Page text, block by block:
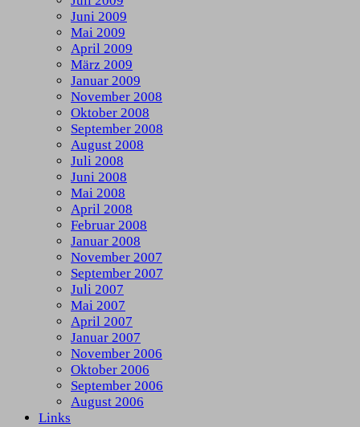
Juni 2009
Mai 2009
April 2009
März 2009
Januar 2009
November 2008
Oktober 2008
September 2008
August 2008
Juli 2008
Juni 2008
Mai 2008
April 2008
Februar 2008
Januar 2008
November 2007
September 2007
Juli 2007
Mai 2007
April 2007
Januar 2007
November 2006
Oktober 2006
September 2006
August 2006
Links